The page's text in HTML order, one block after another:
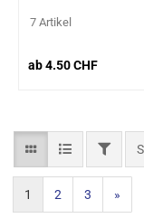
7 Artikel
ab 4.50 CHF
1 2 3 »